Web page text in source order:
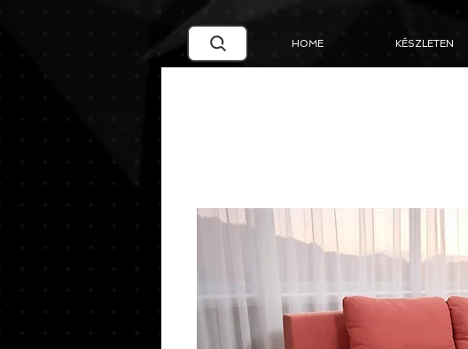
Google Search Central Blog
HOME KÉSZLETEN